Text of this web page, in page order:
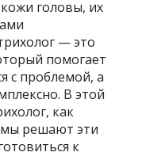
головы, их
— это
помогает
с проблемой, а
В этой
как
решают эти
к